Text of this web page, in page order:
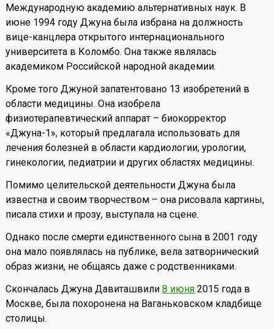
Международную академию альтернативных наук. В
июне 1994 году Джуна была избрана на должность
вице-канцлера открытого интернационального
университета в Коломбо. Она также являлась
академиком Российской народной академии.
Кроме того Джуной запатентовано 13 изобретений в
области медицины. Она изобрела
физиотерапевтический аппарат – биокорректор
«Джуна-1», который предлагала использовать для
лечения болезней в области кардиологии, урологии,
гинекологии, педиатрии и других областях медицины.
Помимо целительской деятельности Джуна была
известна и своим творчеством – она рисовала картины,
писала стихи и прозу, выступала на сцене.
Однако после смерти единственного сына в 2001 году
она мало появлялась на публике, вела затворнический
образ жизни, не общаясь даже с родственниками.
Скончалась Джуна Давиташвили 8 июня2015 года в
Москве, была похоронена на Ваганьковском кладбище
столицы.